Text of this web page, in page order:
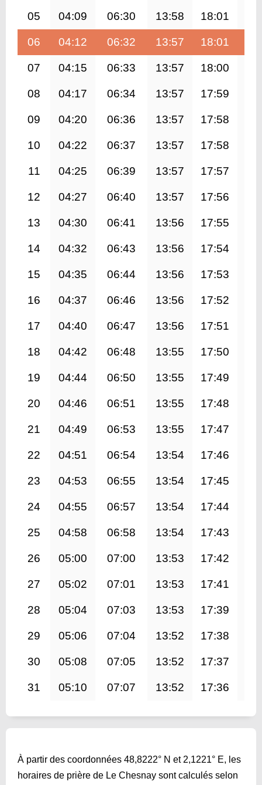
05 04:09 06:30 13:58 18:01
06 04:12 06:32 13:57 18:01
07 04:15 06:33 13:57 18:00
08 04:17 06:34 13:57 17:59
09 04:20 06:36 13:57 17:58
10 04:22 06:37 13:57 17:58
11 04:25 06:39 13:57 17:57
12 04:27 06:40 13:57 17:56
13 04:30 06:41 13:56 17:55
14 04:32 06:43 13:56 17:54
15 04:35 06:44 13:56 17:53
16 04:37 06:46 13:56 17:52
17 04:40 06:47 13:56 17:51
18 04:42 06:48 13:55 17:50
19 04:44 06:50 13:55 17:49
20 04:46 06:51 13:55 17:48
21 04:49 06:53 13:55 17:47
22 04:51 06:54 13:54 17:46
23 04:53 06:55 13:54 17:45
24 04:55 06:57 13:54 17:44
25 04:58 06:58 13:54 17:43
26 05:00 07:00 13:53 17:42
27 05:02 07:01 13:53 17:41
28 05:04 07:03 13:53 17:39
29 05:06 07:04 13:52 17:38
30 05:08 07:05 13:52 17:37
31 05:10 07:07 13:52 17:36
À partir des coordonnées 48,8222° N et 2,1221° E, les
horaires de prière de Le Chesnay sont calculés selon